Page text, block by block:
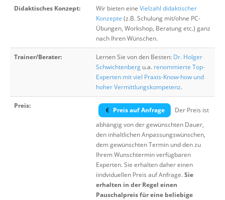
Didaktisches Konzept: Wir bieten eine Vielzahl didaktischer
Konzepte (z.B. Schulung mit/ohne PC-
Übungen, Workshop, Beratung etc.) ganz
nach Ihren Wünschen.
Trainer/Berater: Lernen Sie von den Besten: Dr. Holger
Schwichtenberg u.a. renommierte Top-
Experten mit viel Praxis-Know-how und
hoher Vermittlungskompetenz.
Preis:
Preis auf Anfrage
Der Preis ist
abhängig von der gewünschten Dauer,
den inhaltlichen Anpassungswünschen,
dem gewünschten Termin und den zu
Ihrem Wunschtermin verfügbaren
Experten. Sie erhalten daher einen
iindviduellen Preis auf Anfrage.Sie
erhalten in der Regel einen
Pauschalpreis für eine beliebige